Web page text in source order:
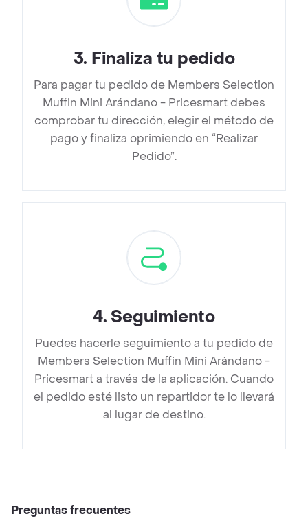
3. Finaliza tu pedido
Para pagar tu pedido de Members Selection
Muffin Mini Arándano - Pricesmart debes
comprobar tu dirección, elegir el método de
pago y finaliza oprimiendo en “Realizar
Pedido”.
4. Seguimiento
Puedes hacerle seguimiento a tu pedido de
Members Selection Muffin Mini Arándano -
Pricesmart a través de la aplicación. Cuando
el pedido esté listo un repartidor te lo llevará
al lugar de destino.
Preguntas frecuentes